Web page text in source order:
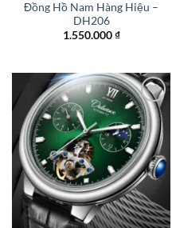
Đồng Hồ Nam Hàng Hiệu –
DH206
1.550.000₫
Add to
wishlist